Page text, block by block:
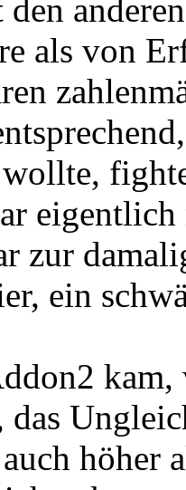
als von
wollte,
zur
ein
das
höher